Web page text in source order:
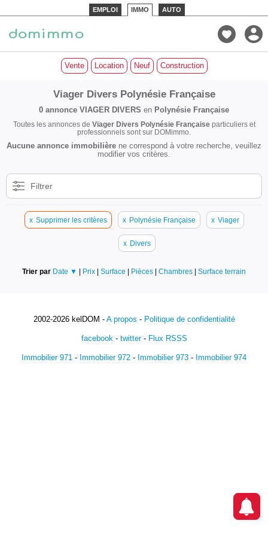
EMPLOI IMMO AUTO
Vente Location Neuf Construction
Viager Divers Polynésie Française
0 annonce VIAGER DIVERS en Polynésie Française
Toutes les annonces de Viager Divers Polynésie Françaiseparticuliers et
professionnels sont sur DOMimmo.
Aucune annonce immobilière ne correspond à votre recherche, veuillez
modifier vos critères.
Filtrer
x Supprimer les critères x Polynésie Française x Viager
x Divers
Trier par Date ▼ | Prix | Surface | Pièces | Chambres | Surface terrain
2002-2026 kelDOM - A propos - Politique de confidentialité
facebook- twitter- Flux RSSS
Immobilier 971 - Immobilier 972 - Immobilier 973 - Immobilier 974